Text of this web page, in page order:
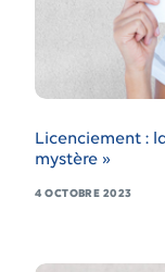
Licenciement :
mystère »
4 OCTOBRE 2023